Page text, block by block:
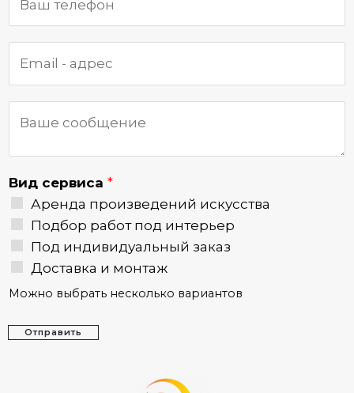
Вид сервиса *
Аренда произведений искусства
Подбор работ под интерьер
Под индивидуальный заказ
Доставка и монтаж
Можно выбрать несколько вариантов
Отправить